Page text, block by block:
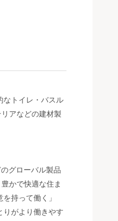
なトイレ・バスル
アなどの建材製
グローバル製品
かで快適な住ま
持って働く」
りがより働きやす